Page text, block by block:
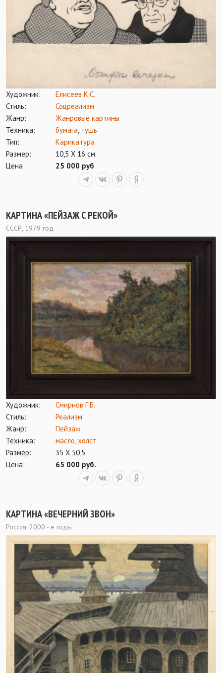
Художник:
Елисеев К.С.
Стиль:
Соцреализм
Жанр:
Жанровые картины
Техника:
бумага, тушь
Тип:
Карикатура
Размер:
10,5 Х 16 см.
Цена:
25 000 руб
КАРТИНА «ПЕЙЗАЖ С РЕКОЙ»
СССР, 1979 год
Художник:
Смирнов Г.Б.
Стиль:
Реализм
Жанр:
Пейзаж
Техника:
масло холст
Размер:
35 Х 50,5
Цена:
65 000 руб.
КАРТИНА «ВЕЧЕРНИЙ ЗВОН»
Россия, 2000 - е годы